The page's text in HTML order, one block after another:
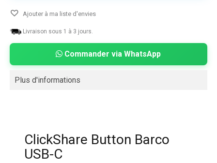
Ajouter à ma liste d'envies
Livraison sous 1 à 3 jours.
Commander via WhatsApp
Plus d'informations
ClickShare Button Barco
USB-C